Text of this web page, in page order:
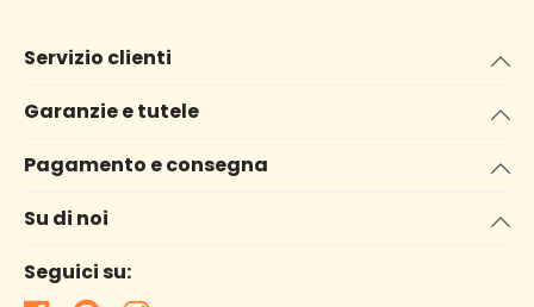
Servizio clienti
Garanzie e tutele
Pagamento e consegna
Su di noi
Seguici su: